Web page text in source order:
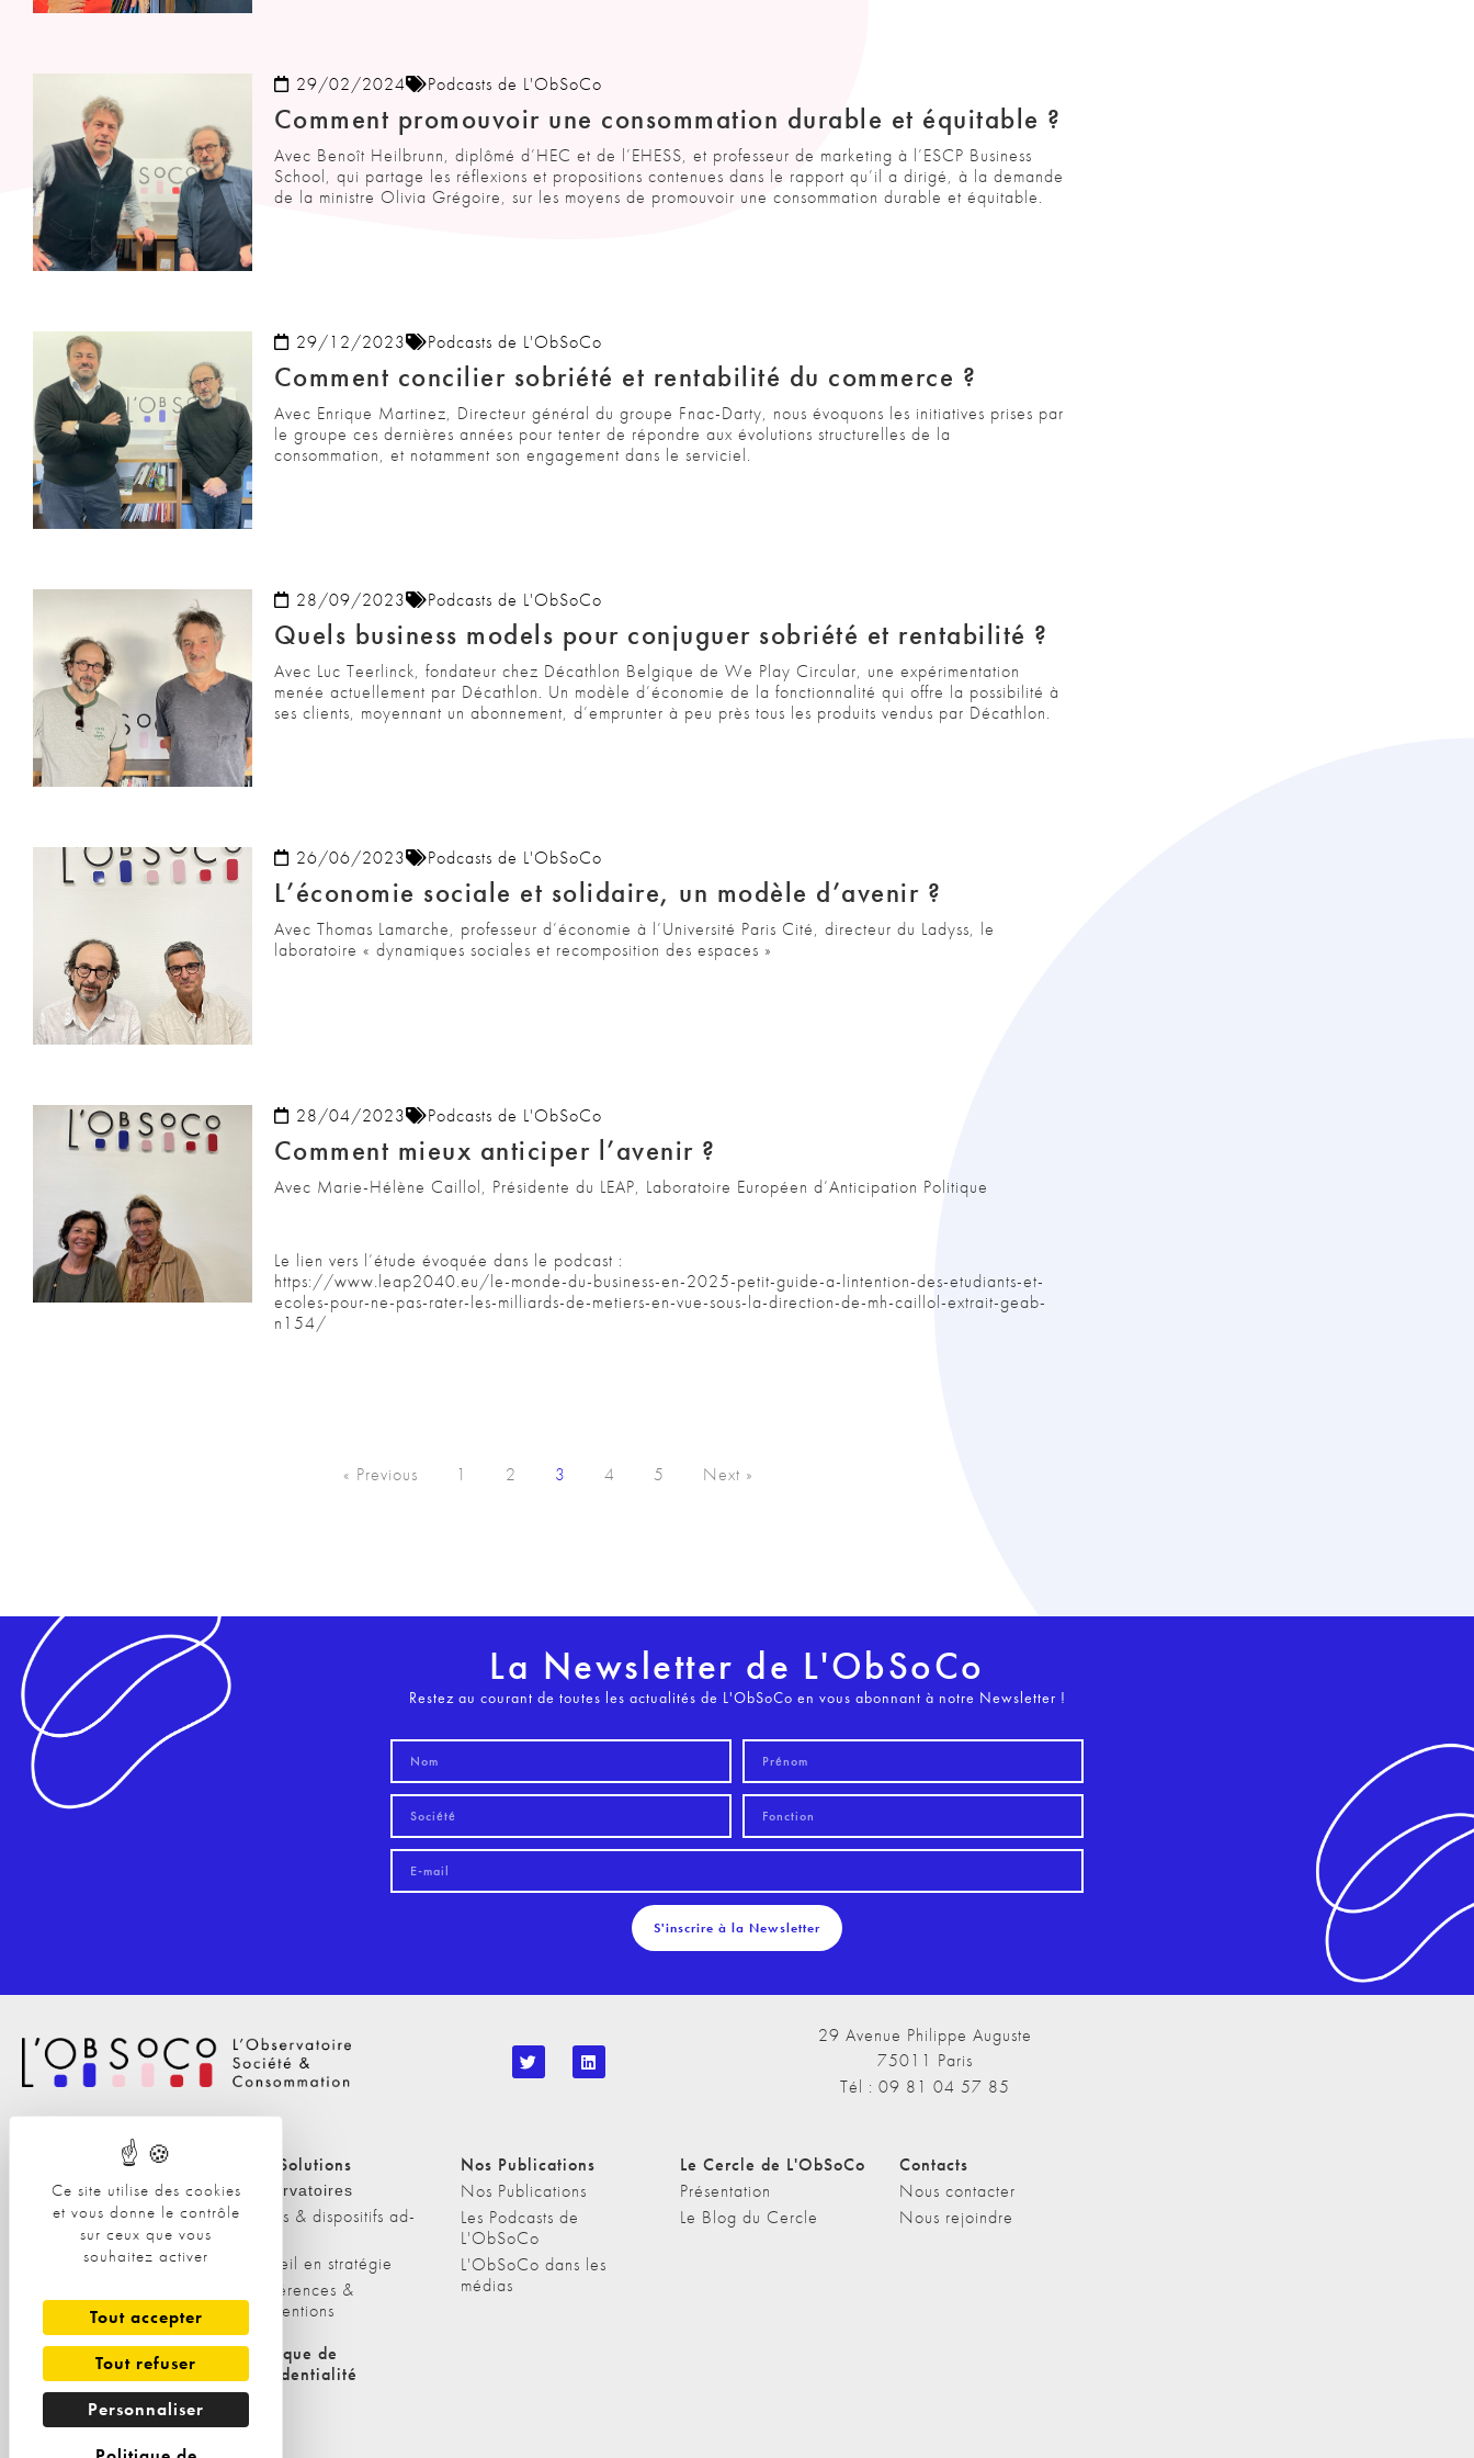
Ce site utilise des cookies
et vous donne le contrôle
sur ceux que vous
souhaitez activer
Tout accepter
Tout refuser
Personnaliser
29/02/2024 Podcasts de L'ObSoCo
Comment promouvoir une consommation durable et équitable ?
Avec Benoît Heilbrunn, diplômé d’HEC et de l’EHESS, et professeur de marketing à l’ESCP Business
School, qui partage les réflexions et propositions contenues dans le rapport qu’il a dirigé, à la demande
de la ministre Olivia Grégoire, sur les moyens de promouvoir une consommation durable et équitable.
29/12/2023 Podcasts de L'ObSoCo
Comment concilier sobriété et rentabilité du commerce ?
Avec Enrique Martinez, Directeur général du groupe Fnac-Darty, nous évoquons les initiatives prises par
le groupe ces dernières années pour tenter de répondre aux évolutions structurelles de la
consommation, et notamment son engagement dans le serviciel.
28/09/2023 Podcasts de L'ObSoCo
Quels business models pour conjuguer sobriété et rentabilité ?
Avec Luc Teerlinck, fondateur chez Décathlon Belgique de We Play Circular, une expérimentation
menée actuellement par Décathlon. Un modèle d’économie de la fonctionnalité qui offre la possibilité à
ses clients, moyennant un abonnement, d’emprunter à peu près tous les produits vendus par Décathlon.
26/06/2023 Podcasts de L'ObSoCo
L’économie sociale et solidaire, un modèle d’avenir ?
Avec Thomas Lamarche, professeur d’économie à l’Université Paris Cité, directeur du Ladyss, le
laboratoire « dynamiques sociales et recomposition des espaces »
28/04/2023 Podcasts de L'ObSoCo
Comment mieux anticiper l’avenir ?
Avec Marie-Hélène Caillol, Présidente du LEAP, Laboratoire Européen d’Anticipation Politique
Le lien vers l’étude évoquée dans le podcast :
https://www.leap2040.eu/le-monde-du-business-en-2025-petit-guide-a-lintention-des-etudiants-et-
ecoles-pour-ne-pas-rater-les-milliards-de-metiers-en-vue-sous-la-direction-de-mh-caillol-extrait-geab-
n154/
« Previous 1 2 3 4 5 Next »
La Newsletter de L'ObSoCo
Restez au courant de toutes les actualités de L'ObSoCo en vous abonnant à notre Newsletter !
S'inscrire à la Newsletter
29 Avenue Philippe Auguste
75011 Paris
Tél : 09 81 04 57 85
Nos Solutions
A propos
L'équipe
Nos clients
Nos Solutions
Observatoires
Etudes & dispositifs ad-
Conseil en stratégie
Conférences &
interventions
Nos Publications
Nos Publications
Les Podcasts de
L'ObSoCo
L'ObSoCo dans les
médias
Le Cercle de L'ObSoCo
Présentation
Le Blog du Cercle
Contacts
Nous contacter
Nous rejoindre
Politique de cookies
Politique de
confidentialité